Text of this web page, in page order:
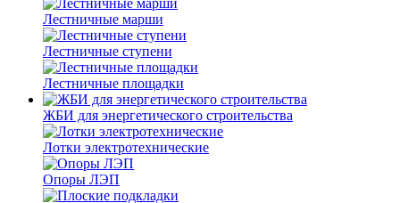
Лестничные марши
Лестничные ступени
Лестничные площадки
ЖБИ для энергетического строительства
Лотки электротехнические
Опоры ЛЭП